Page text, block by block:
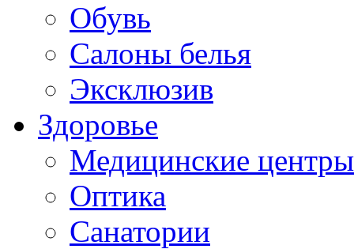
Обувь
Салоны белья
Эксклюзив
Здоровье
Медицинские центры
Оптика
Санатории